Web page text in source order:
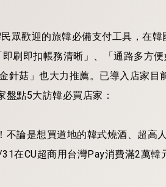
眾歡迎的旅韓必備支付工具，在韓
刷即扣帳務清晰」、「通路多方
針菇」也大力推薦。已導入店家目
點5大訪韓必買店家：
論是想買道地的韓式燒酒、超高
在CU超商用台灣Pay消費滿2萬韓